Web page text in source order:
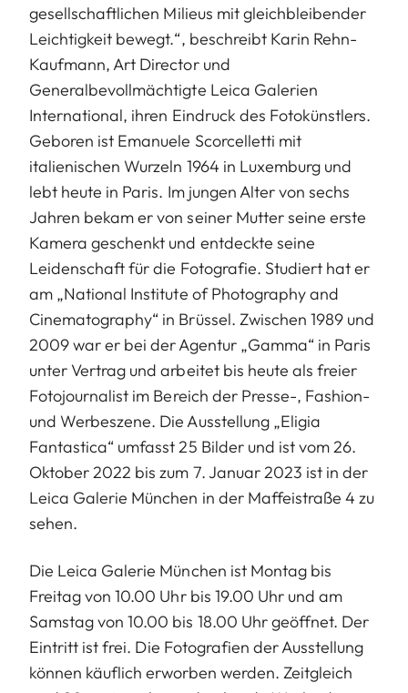
gesellschaftlichen Milieus mit gleichbleibender
Leichtigkeit bewegt.“, beschreibt Karin Rehn-
Kaufmann, Art Director und
Generalbevollmächtigte Leica Galerien
International, ihren Eindruck des Fotokünstlers.
Geboren ist Emanuele Scorcelletti mit
italienischen Wurzeln 1964 in Luxemburg und
lebt heute in Paris. Im jungen Alter von sechs
Jahren bekam er von seiner Mutter seine erste
Kamera geschenkt und entdeckte seine
Leidenschaft für die Fotografie. Studiert hat er
am „National Institute of Photography and
Cinematography“ in Brüssel. Zwischen 1989 und
2009 war er bei der Agentur „Gamma“ in Paris
unter Vertrag und arbeitet bis heute als freier
Fotojournalist im Bereich der Presse-, Fashion-
und Werbeszene. Die Ausstellung „Eligia
Fantastica“ umfasst 25 Bilder und ist vom 26.
Oktober 2022 bis zum 7. Januar 2023 ist in der
Leica Galerie München in der Maffeistraße 4 zu
sehen.
Die Leica Galerie München ist Montag bis
Freitag von 10.00 Uhr bis 19.00 Uhr und am
Samstag von 10.00 bis 18.00 Uhr geöffnet. Der
Eintritt ist frei. Die Fotografien der Ausstellung
können käuflich erworben werden. Zeitgleich